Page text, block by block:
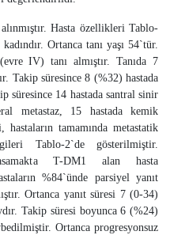
Hasta özellikleri Tablo-
Ortanca tanı yaşı 54`tür.
IV) tanı almıştır. Tanıda 7
Takip süresince 8 (%32) hastada
süresince 14 hastada santral sinir
metastaz, 15 hastada kemik
tamamında metastatik
Tablo-2`de gösterilmiştir.
T-DM1 alan hasta
%84`ünde parsiyel yanıt
Ortanca yanıt süresi 7 (0-34)
Takip süresi boyunca 6 (%24)
Ortanca progresyonsuz